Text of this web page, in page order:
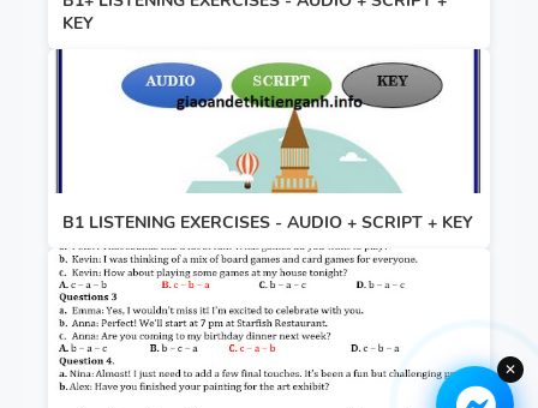
KEY
B1 LISTENING EXERCISES - AUDIO + SCRIPT + KEY
✕